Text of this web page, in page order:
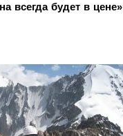
всегда будет в цене»